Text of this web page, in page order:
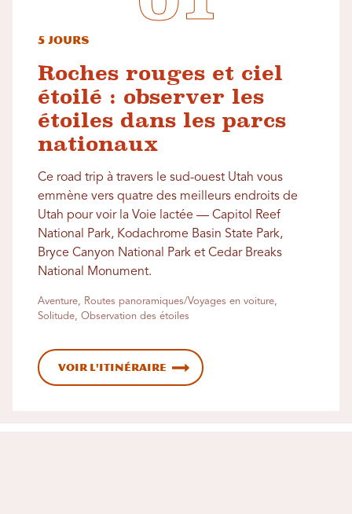
5 jours
Roches rouges et ciel
étoilé : observer les
étoiles dans les parcs
nationaux
Ce road trip à travers le sud-ouest Utah vous
emmène vers quatre des meilleurs endroits de
Utah pour voir la Voie lactée — Capitol Reef
National Park, Kodachrome Basin State Park,
Bryce Canyon National Park et Cedar Breaks
National Monument.
Aventure, Routes panoramiques/Voyages en voiture,
Solitude, Observation des étoiles
Voir l'itinéraire